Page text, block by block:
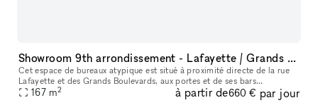
Showroom 9th arrondissement - Lafayette / Grands Boulevards
Cet espace de bureaux atypique est situé à proximité directe de la rue
Lafayette et des Grands Boulevards, aux portes et de ses bars
renommés. Il est parfait pour recevoir des réunions, showrooms, de
167 m2 à partir de660 € par jour